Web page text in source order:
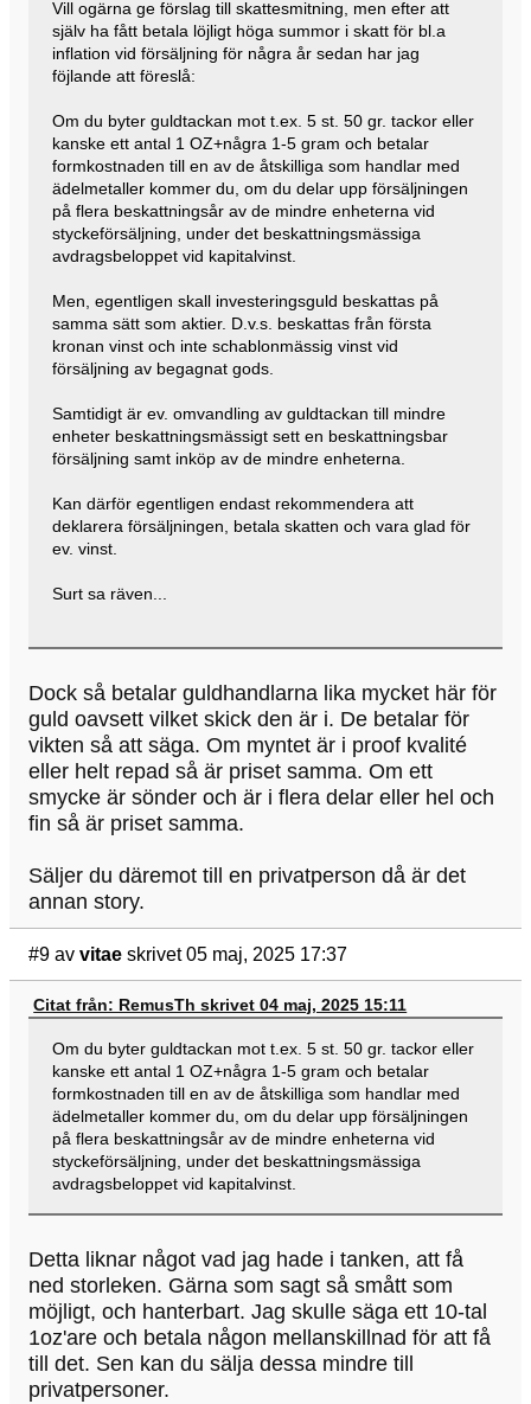
Vill ogärna ge förslag till skattesmitning, men efter att
själv ha fått betala löjligt höga summor i skatt för bl.a
inflation vid försäljning för några år sedan har jag
föjlande att föreslå:
Om du byter guldtackan mot t.ex. 5 st. 50 gr. tackor eller
kanske ett antal 1 OZ+några 1-5 gram och betalar
formkostnaden till en av de åtskilliga som handlar med
ädelmetaller kommer du, om du delar upp försäljningen
på flera beskattningsår av de mindre enheterna vid
styckeförsäljning, under det beskattningsmässiga
avdragsbeloppet vid kapitalvinst.
Men, egentligen skall investeringsguld beskattas på
samma sätt som aktier. D.v.s. beskattas från första
kronan vinst och inte schablonmässig vinst vid
försäljning av begagnat gods.
Samtidigt är ev. omvandling av guldtackan till mindre
enheter beskattningsmässigt sett en beskattningsbar
försäljning samt inköp av de mindre enheterna.
Kan därför egentligen endast rekommendera att
deklarera försäljningen, betala skatten och vara glad för
ev. vinst.
Surt sa räven...
Dock så betalar guldhandlarna lika mycket här för
guld oavsett vilket skick den är i. De betalar för
vikten så att säga. Om myntet är i proof kvalité
eller helt repad så är priset samma. Om ett
smycke är sönder och är i flera delar eller hel och
fin så är priset samma.
Säljer du däremot till en privatperson då är det
annan story.
#9 av vitae skrivet 05 maj, 2025 17:37
Citat från: RemusTh skrivet 04 maj, 2025 15:11
Om du byter guldtackan mot t.ex. 5 st. 50 gr. tackor eller
kanske ett antal 1 OZ+några 1-5 gram och betalar
formkostnaden till en av de åtskilliga som handlar med
ädelmetaller kommer du, om du delar upp försäljningen
på flera beskattningsår av de mindre enheterna vid
styckeförsäljning, under det beskattningsmässiga
avdragsbeloppet vid kapitalvinst.
Detta liknar något vad jag hade i tanken, att få
ned storleken. Gärna som sagt så smått som
möjligt, och hanterbart. Jag skulle säga ett 10-tal
1oz'are och betala någon mellanskillnad för att få
till det. Sen kan du sälja dessa mindre till
privatpersoner.